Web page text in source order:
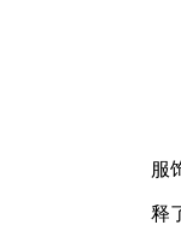
服
释